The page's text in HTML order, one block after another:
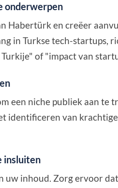
onderwerpen
Habertürk en creëer
in Turkse tech-startups,
of "impact van
een niche publiek aan te
identificeren van
insluiten
uw inhoud. Zorg ervoor